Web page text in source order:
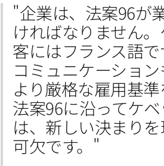
"企業は、法案96が
ければなりません
客にはフランス語
コミュニケーショ
より厳格な雇用基
法案96に沿ってケ
は、新しい決まり
可欠です。"